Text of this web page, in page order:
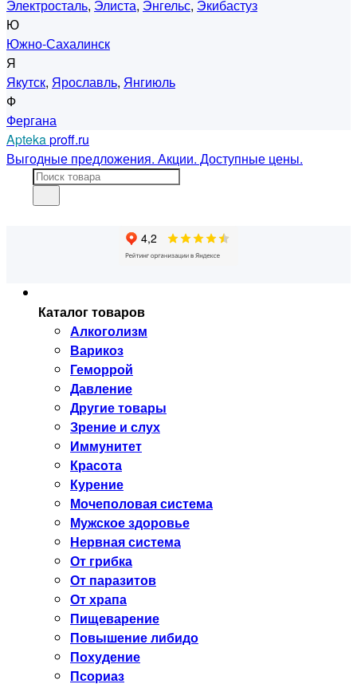
Электросталь, Элиста, Энгельс, Экибастуз
Ю
Южно-Сахалинск
Я
Якутск, Ярославль, Янгиюль
Ф
Фергана
Aptekaproff.ru
Выгодные предложения. Акции. Доступные цены.
Каталог товаров
Алкоголизм
Варикоз
Геморрой
Давление
Другие товары
Зрение и слух
Иммунитет
Красота
Курение
Мочеполовая система
Мужское здоровье
Нервная система
От грибка
От паразитов
От храпа
Пищеварение
Повышение либидо
Похудение
Псориаз